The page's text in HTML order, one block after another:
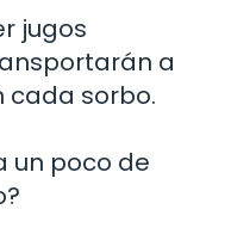
jugos
a
cada sorbo.
un poco de